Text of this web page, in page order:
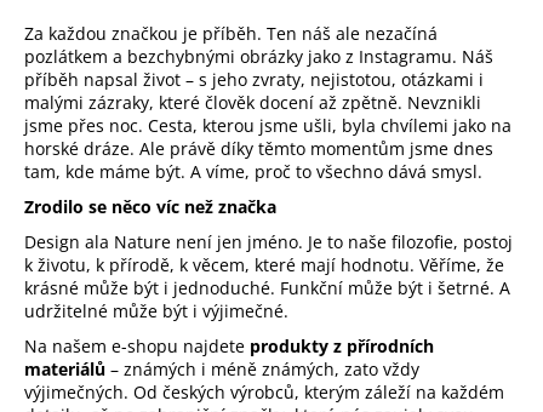
Za každou značkou je příběh. Ten náš ale nezačíná
pozlátkem a bezchybnými obrázky jako z Instagramu. Náš
příběh napsal život – s jeho zvraty, nejistotou, otázkami i
malými zázraky, které člověk docení až zpětně. Nevznikli
jsme přes noc. Cesta, kterou jsme ušli, byla chvílemi jako na
horské dráze. Ale právě díky těmto momentům jsme dnes
tam, kde máme být. A víme, proč to všechno dává smysl.
Zrodilo se něco víc než značka
Design ala Nature není jen jméno. Je to naše filozofie, postoj
k životu, k přírodě, k věcem, které mají hodnotu. Věříme, že
krásné může být i jednoduché. Funkční může být i šetrné. A
udržitelné může být i výjimečné.
Na našem e-shopu najdete produkty z přírodních
materiálů – známých i méně známých, zato vždy
výjimečných. Od českých výrobců, kterým záleží na každém
o
t
ř
e
b
u
j
e
t
e
n
a
j